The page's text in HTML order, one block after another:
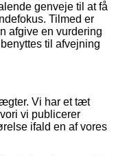
genveje til at få
Tilmed er
afgive en vurdering
til afvejning
Vi har et tæt
vi publicerer
ifald en af vores